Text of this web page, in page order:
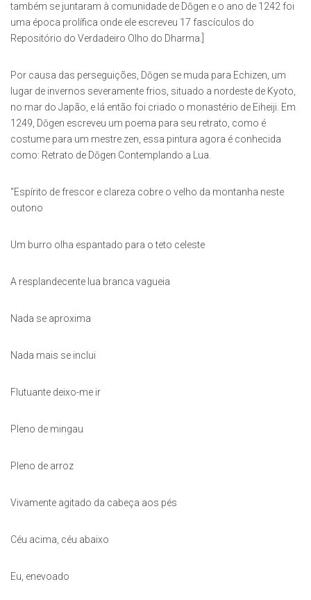
também se juntaram à comunidade de Dōgen e o ano de 1242 foi
uma época prolífica onde ele escreveu 17 fascículos do
Repositório do Verdadeiro Olho do Dharma.]
Por causa das perseguições, Dōgen se muda para Echizen, um
lugar de invernos severamente frios, situado a nordeste de Kyoto,
no mar do Japão, e lá então foi criado o monastério de Eiheiji. Em
1249, Dōgen escreveu um poema para seu retrato, como é
costume para um mestre zen, essa pintura agora é conhecida
como: Retrato de Dōgen Contemplando a Lua.
“Espírito de frescor e clareza cobre o velho da montanha neste
outono
Um burro olha espantado para o teto celeste
A resplandecente lua branca vagueia
Nada se aproxima
Nada mais se inclui
Flutuante deixo-me ir
Pleno de mingau
Pleno de arroz
Vivamente agitado da cabeça aos pés
Céu acima, céu abaixo
Eu, enevoado